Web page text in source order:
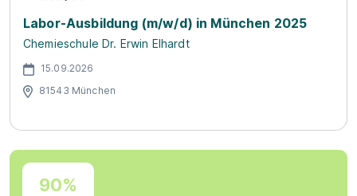
Labor-Ausbildung (m/w/d) in München 2025
Chemieschule Dr. Erwin Elhardt
15.09.2026
81543 München
90%